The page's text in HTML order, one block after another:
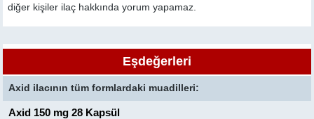
diğer kişiler ilaç hakkında yorum yapamaz.
Eşdeğerleri
Axid ilacının tüm formlardaki muadilleri:
Axid 150 mg 28 Kapsül